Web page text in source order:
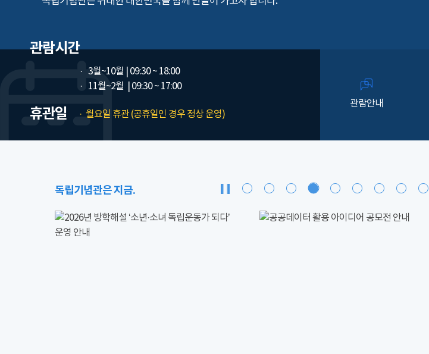
관람시간
3월~10월
| 09:30 ~ 18:00
11월~2월
| 09:30 ~ 17:00
휴관일 월요일 휴관 (공휴일인 경우 정상 운영)
관람안내
독립기념관은 지금.